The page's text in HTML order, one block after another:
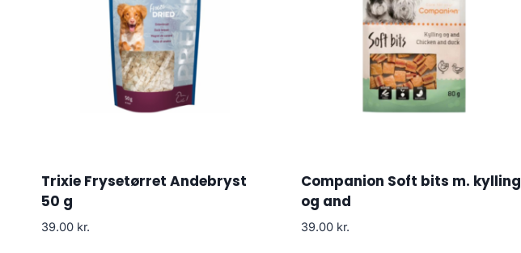
Trixie Frysetørret Andebryst
50 g
39.00 kr.
Companion Soft bits m. kylling
og and
39.00 kr.